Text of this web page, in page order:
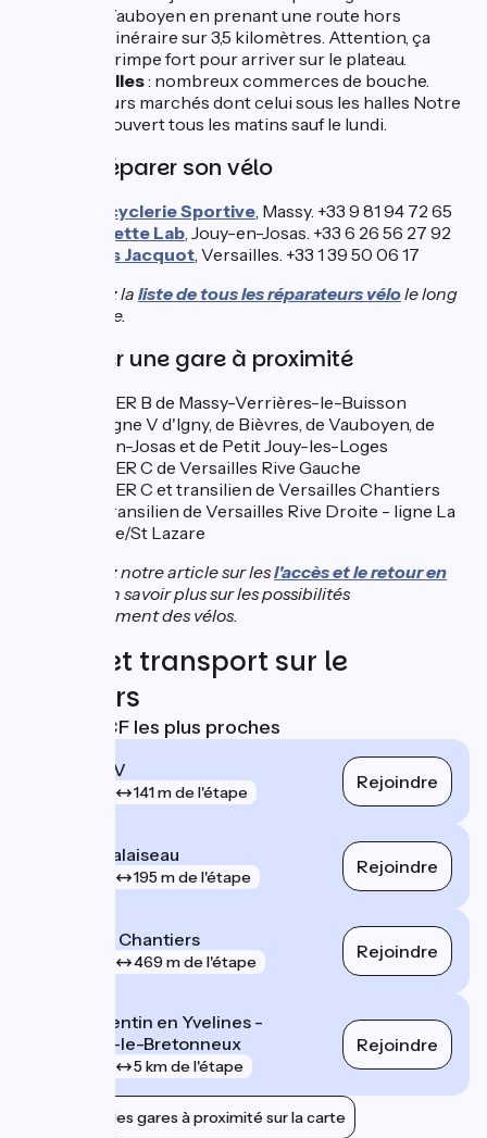
Vauboyen en prenant une route hors
itinéraire sur 3,5 kilomètres. Attention, ça
grimpe fort pour arriver sur le plateau.
Versailles: nombreux commerces de bouche.
Plusieurs marchés dont celui sous les halles Notre
Dame ouvert tous les matins sauf le lundi.
Faire réparer son vélo
La Recyclerie Sportive, Massy. +33 9 81 94 72 65
Bicyclette Lab, Jouy-en-Josas. +33 6 26 56 27 92
Cycles Jacquot, Versailles. +33 1 39 50 06 17
Consultez la liste de tous les réparateurs vélole long
de l'itinéraire.
Trouver une gare à proximité
Gare RER B de Massy-Verrières-le-Buisson
Gare ligne V d'Igny, de Bièvres, de Vauboyen, de
Jouy-en-Josas et de Petit Jouy-les-Loges
Gare RER C de Versailles Rive Gauche
Gare RER C et transilien de Versailles Chantiers
Gare transilien de Versailles Rive Droite - ligne La
défense/St Lazare
Consultez notre article sur lesl'accès et le retour en
pour en savoir plus sur les possibilités
d'embarquement des vélos.
Trains et transport sur le
parcours
Gares SNCF les plus proches
Massy TGV
141 m de l'étape Rejoindre
Massy - Palaiseau
195 m de l'étape Rejoindre
Versailles Chantiers
469 m de l'étape Rejoindre
Saint-Quentin en Yvelines -
Montigny-le-Bretonneux
5 km de l'étape
Rejoindre
Afficher les gares à proximité sur la carte